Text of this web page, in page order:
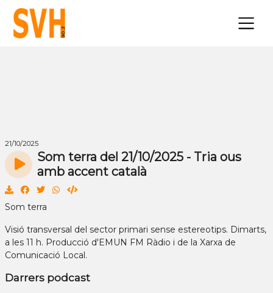
×
21/10/2025
Som terra del 21/10/2025 - Tria ous
amb accent català
Som terra
Visió transversal del sector primari sense estereotips. Dimarts,
a les 11 h. Producció d'EMUN FM Ràdio i de la Xarxa de
Comunicació Local.
Darrers podcast